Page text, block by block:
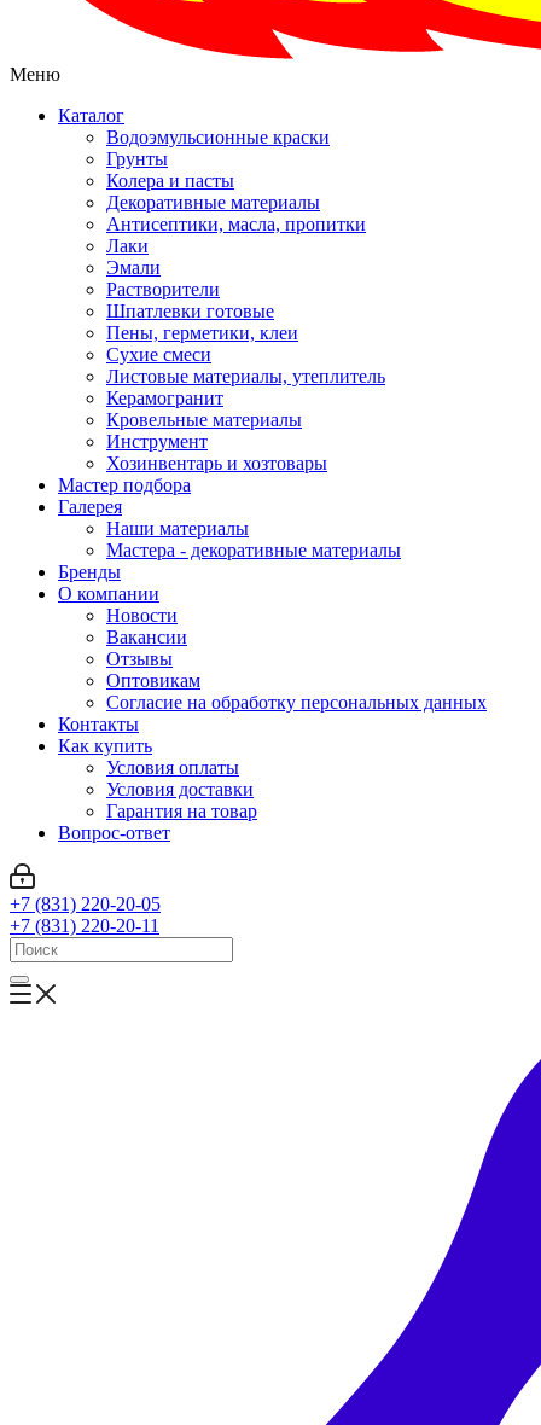
Меню
Каталог
Водоэмульсионные краски
Грунты
Колера и пасты
Декоративные материалы
Антисептики, масла, пропитки
Лаки
Эмали
Растворители
Шпатлевки готовые
Пены, герметики, клеи
Сухие смеси
Листовые материалы, утеплитель
Керамогранит
Кровельные материалы
Инструмент
Хозинвентарь и хозтовары
Мастер подбора
Галерея
Наши материалы
Мастера - декоративные материалы
Бренды
О компании
Новости
Вакансии
Отзывы
Оптовикам
Cогласие на обработку персональных данных
Контакты
Как купить
Условия оплаты
Условия доставки
Гарантия на товар
Вопрос-ответ
+7 (831) 220-20-05
+7 (831) 220-20-11